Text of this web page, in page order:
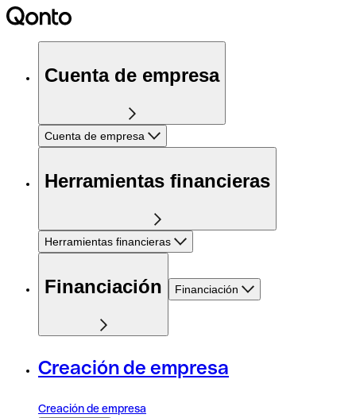
Cuenta de empresa
Cuenta de empresa
Herramientas financieras
Herramientas financieras
Financiación Financiación
Creación de empresa
Creación de empresa